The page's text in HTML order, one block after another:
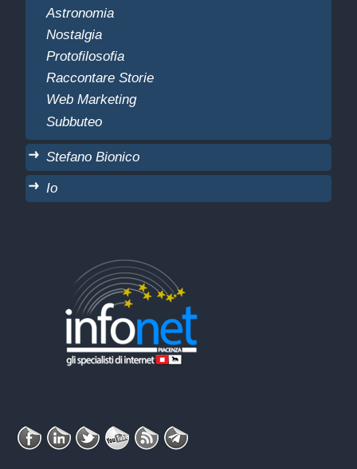
Astronomia
Nostalgia
Protofilosofia
Raccontare Storie
Web Marketing
Subbuteo
Stefano Bionico
Io